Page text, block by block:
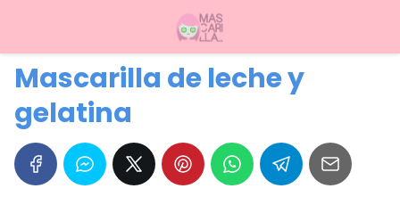
Mascarilla de leche y
gelatina